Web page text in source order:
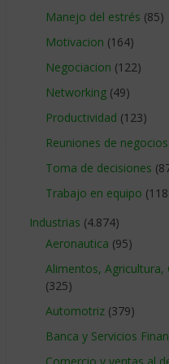
Manejo del estrés (85)
Motivacion (164)
Negociacion (122)
Networking (49)
Productividad (123)
Reuniones de negocios
Toma de decisiones
Trabajo en equipo
Industrias (4.874)
Aeronautica (95)
Alimentos, Agricultura,
(325)
Automotriz (379)
Banca y Servicios